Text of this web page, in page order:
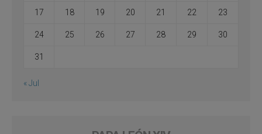
17 18 19 20 21 22 23
24 25 26 27 28 29 30
31
« Jul